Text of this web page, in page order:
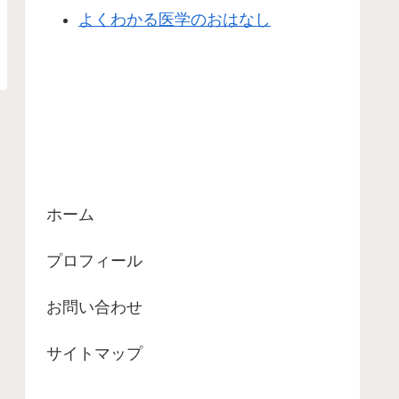
よくわかる医学のおはなし
ホーム
プロフィール
お問い合わせ
サイトマップ